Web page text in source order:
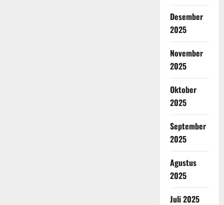
Desember
2025
November
2025
Oktober
2025
September
2025
Agustus
2025
Juli 2025